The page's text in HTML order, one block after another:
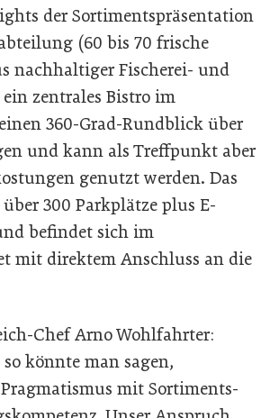
der Sortimentspräsentation
(60 bis 70 frische
nachhaltiger Fischerei- und
zentrales Bistro im
360-Grad-Rundblick über
und kann als Treffpunkt aber
genutzt werden. Das
300 Parkplätze plus E-
befindet sich im
mit direktem Anschluss an die
Chef Arno Wohlfahrter:
könnte man sagen,
mit Sortiments-